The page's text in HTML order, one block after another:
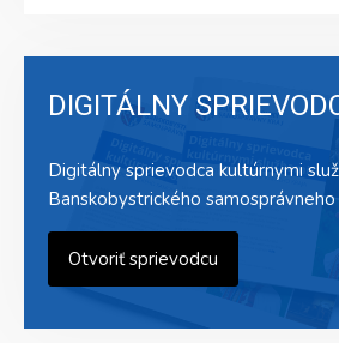
DIGITÁLNY
Digitálny sprievodca kultúrnymi
Banskobystrického samosprávneho
Otvoriť sprievodcu